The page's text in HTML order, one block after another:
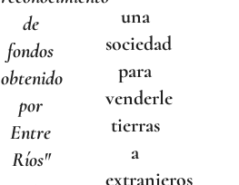
de
fondos
obtenido
por
Entre
Ríos"
una
sociedad
para
venderle
tierras
a
extranjeros